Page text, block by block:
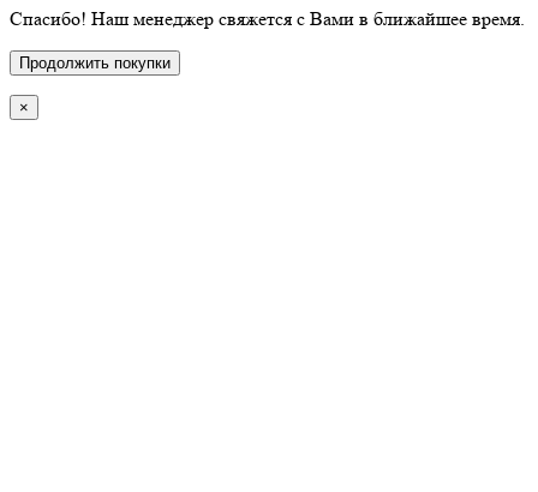
Спасибо! Наш менеджер свяжется с Вами в ближайшее время.
Продолжить покупки
×